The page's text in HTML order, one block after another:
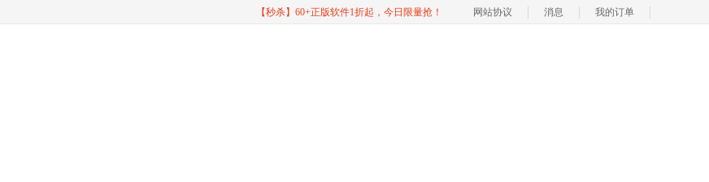
【秒杀】60+正版软件1折起，今日限量抢！ 网站协议 消息 我的订单